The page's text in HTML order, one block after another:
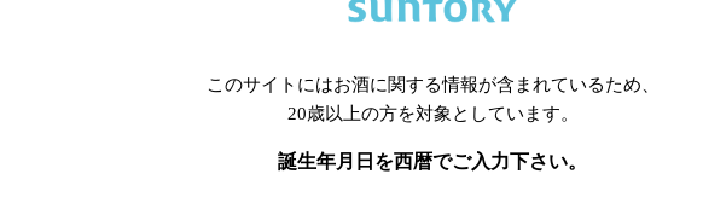
このサイトにはお酒に関する情報が含まれているため、
20歳以上の方を対象としています。
誕生年月日を西暦でご入力下さい。